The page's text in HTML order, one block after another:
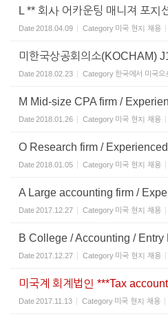
L ** 회사 어카운팅 매니져 포지
Date2018.04.09 Category 미국 현지 채용
미한국상공회의소(KOCHAM)
Date2018.02.23 Category 한국에서 미국으
M Mid-size CPA firm /
Date2018.01.26 Category 미국 현지 채용
O Research firm /
Date2018.01.05 Category 미국 현지 채용
A Large accounting firm /
Date2017.12.27 Category 미국 현지 채용
B College / Accounting / Entry
Date2017.12.27 Category 미국 현지 채용
미국계 회계법인 ***Tax
Date2017.11.13 Category 미국 현지 채용